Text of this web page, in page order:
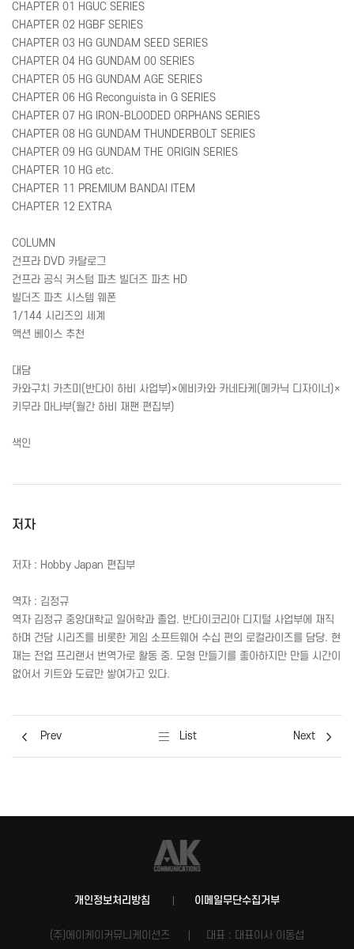
CHAPTER 01 HGUC SERIES
CHAPTER 02 HGBF SERIES
CHAPTER 03 HG GUNDAM SEED SERIES
CHAPTER 04 HG GUNDAM 00 SERIES
CHAPTER 05 HG GUNDAM AGE SERIES
CHAPTER 06 HG Reconguista in G SERIES
CHAPTER 07 HG IRON-BLOODED ORPHANS SERIES
CHAPTER 08 HG GUNDAM THUNDERBOLT SERIES
CHAPTER 09 HG GUNDAM THE ORIGIN SERIES
CHAPTER 10 HG etc.
CHAPTER 11 PREMIUM BANDAI ITEM
CHAPTER 12 EXTRA
COLUMN
건프라 DVD 카탈로그
건프라 공식 커스텀 파츠 빌더즈 파츠 HD
빌더즈 파츠 시스템 웨폰
1/144 시리즈의 세계
액션 베이스 추천
대담
카와구치 카츠미(반다이 하비 사업부)×에비카와 카네타케(메카닉 디자이너)×
키무라 마나부(월간 하비 재팬 편집부)
색인
저자
저자 : Hobby Japan 편집부
역자 : 김정규
역자 김정규 중앙대학교 일어학과 졸업. 반다이코리아 디지털 사업부에 재직
하며 건담 시리즈를 비롯한 게임 소프트웨어 수십 편의 로컬라이즈를 담당. 현
재는 전업 프리랜서 번역가로 활동 중. 모형 만들기를 좋아하지만 만들 시간이
없어서 키트와 도료만 쌓여가고 있다.
Prev List Next
개인정보처리방침 이메일무단수집거부
(주)에이케이커뮤니케이션즈 대표 : 대표이사 이동섭